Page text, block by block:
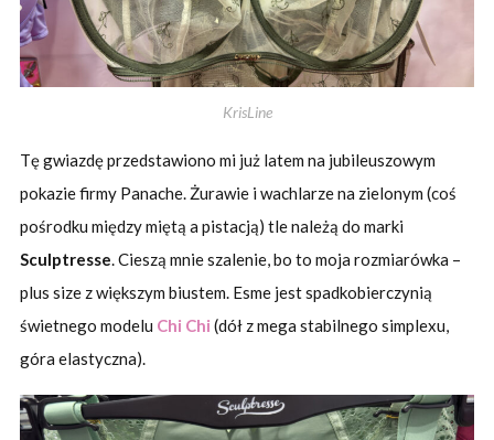
KrisLine
Tę gwiazdę przedstawiono mi już latem na jubileuszowym
pokazie firmy Panache. Żurawie i wachlarze na zielonym (coś
pośrodku między miętą a pistacją) tle należą do marki
Sculptresse . Cieszą mnie szalenie, bo to moja rozmiarówka –
plus size z większym biustem. Esme jest spadkobierczynią
świetnego modelu Chi Chi (dół z mega stabilnego simplexu,
góra elastyczna).